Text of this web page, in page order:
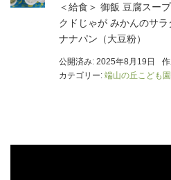
＜給食＞ 御飯 豆腐スー
クドじゃが みかんのサ
ナナパン（大豆粉）
公開済み: 2025年8月19日
カテゴリー: 端山の丘こども